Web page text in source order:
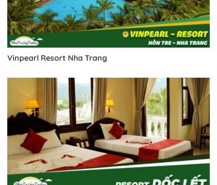
Vinpearl Resort Nha Trang